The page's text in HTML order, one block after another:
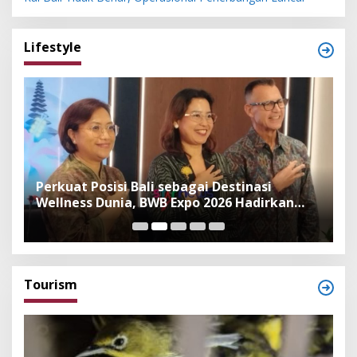
Lifestyle
Perkuat Posisi Bali sebagai Destinasi
Wellness Dunia, BWB Expo 2026 Hadirkan
Exhibitor Nasional dan Global
Tourism